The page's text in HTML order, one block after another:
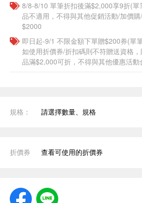
8/8-8/10 單筆折扣後滿$2,000享9折(
品不適用，不得與其他促銷活動/加價
$2000
即日起-9/1 不限金額下單贈$200券(單
如使用折價券/折扣碼則不符贈送資格
品滿$2,000可折，不得與其他優惠活動
規格： 請選擇數量、規格
折價券 查看可使用的折價券